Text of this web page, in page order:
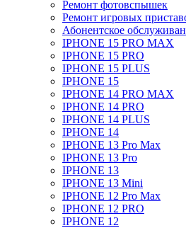
Ремонт фотовспышек
Ремонт игровых
Абонентское
IPHONE 15 PRO MAX
IPHONE 15 PRO
IPHONE 15 PLUS
IPHONE 15
IPHONE 14 PRO MAX
IPHONE 14 PRO
IPHONE 14 PLUS
IPHONE 14
IPHONE 13 Pro Max
IPHONE 13 Pro
IPHONE 13
IPHONE 13 Mini
IPHONE 12 Pro Max
IPHONE 12 PRO
IPHONE 12